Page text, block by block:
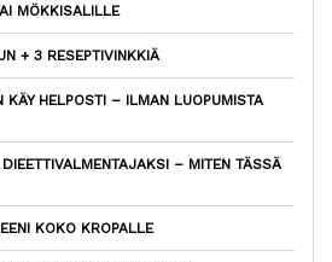
MÖKKISALILLE
+ 3 RESEPTIVINKKIÄ
KÄY HELPOSTI – ILMAN LUOPUMISTA
– MITEN TÄSSÄ
KOKO KROPALLE